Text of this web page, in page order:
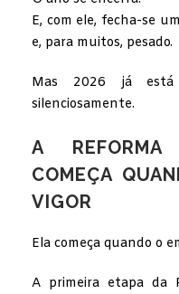
E, com ele, fecha-se
e, para muitos, pesado.
Mas 2026 já
silenciosamente.
A REFORMA
COMEÇA
VIGOR
Ela começa quando o
A primeira etapa da